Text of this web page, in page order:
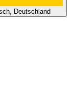
Deutschland